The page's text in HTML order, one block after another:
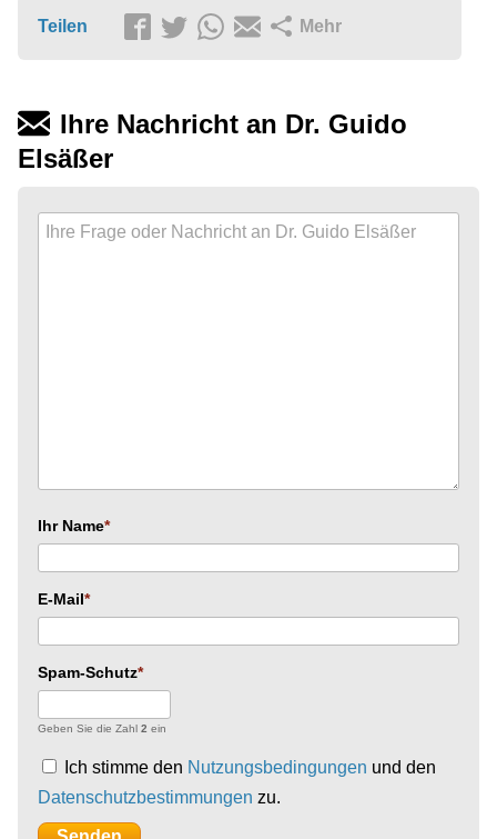
Teilen Mehr
Ihre Nachricht an Dr. Guido
Elsäßer
Ihr Name
E-Mail
Spam-Schutz
Geben Sie die Zahl 2 ein
Ich stimme den Nutzungsbedingungen und den
Datenschutzbestimmungen zu.